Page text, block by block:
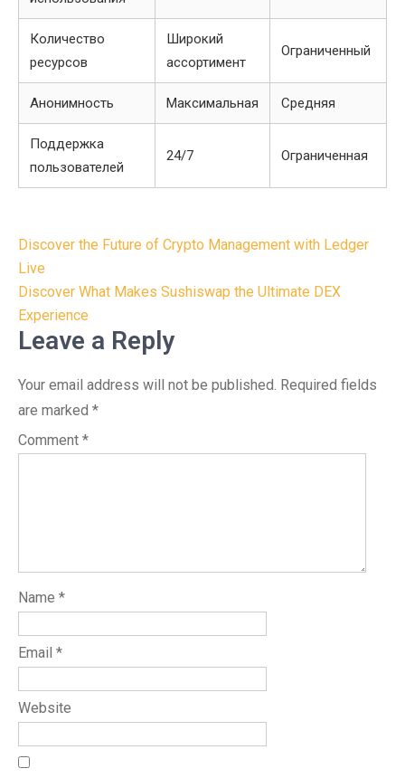
Количество
ресурсов
Широкий
ассортимент
Ограниченный
Анонимность Максимальная Средняя
Поддержка
пользователей
24/7 Ограниченная
Post
navigation
Discover the Future of Crypto Management with Ledger
Live
Discover What Makes Sushiswap the Ultimate DEX
Experience
Leave a Reply
Your email address will not be published. Required fields
are marked *
Comment *
Name *
Email *
Website